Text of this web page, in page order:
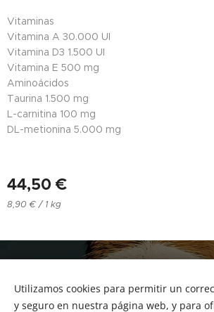
Vitaminas
Vitamina A 30.000 UI
Vitamina D3 1.500 UI
Vitamina E 500 mg
Aminoácidos
Taurina 1.500 mg
L-carnitina 100 mg
DL-metionina 5.000 mg
44,50 €
8,90 € / 1 kg
Tf.666351543
Utilizamos cookies para permitir un
y seguro en nuestra página web, y para